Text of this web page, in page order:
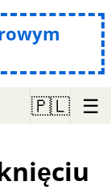
🇵🇱 ☰